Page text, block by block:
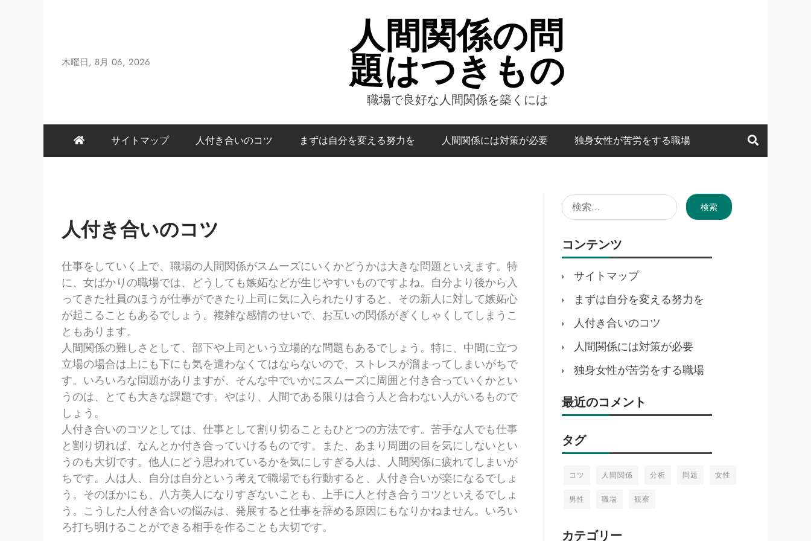
木曜日, 8月 06, 2026
人間関係の問
題はつきもの
職場で良好な人間関係を築くには
サイトマップ 人付き合いのコツ まずは自分を変える努力を 人間関係には対策が必要 独身女性が苦労をする職場
人付き合いのコツ
仕事をしていく上で、職場の人間関係がスムーズにいくかどうかは大きな問題といえます。特
に、女ばかりの職場では、どうしても嫉妬などが生じやすいものですよね。自分より後から入
ってきた社員のほうが仕事ができたり上司に気に入られたりすると、その新人に対して嫉妬心
が起こることもあるでしょう。複雑な感情のせいで、お互いの関係がぎくしゃくしてしまうこ
ともあります。
人間関係の難しさとして、部下や上司という立場的な問題もあるでしょう。特に、中間に立つ
立場の場合は上にも下にも気を遣わなくてはならないので、ストレスが溜まってしまいがちで
す。いろいろな問題がありますが、そんな中でいかにスムーズに周囲と付き合っていくかとい
うのは、とても大きな課題です。やはり、人間である限りは合う人と合わない人がいるもので
しょう。
人付き合いのコツとしては、仕事として割り切ることもひとつの方法です。苦手な人でも仕事
と割り切れば、なんとか付き合っていけるものです。また、あまり周囲の目を気にしないとい
うのも大切です。他人にどう思われているかを気にしすぎる人は、人間関係に疲れてしまいが
ちです。人は人、自分は自分という考えで職場でも行動すると、人付き合いが楽になるでしょ
う。そのほかにも、八方美人になりすぎないことも、上手に人と付き合うコツといえるでしょ
う。こうした人付き合いの悩みは、発展すると仕事を辞める原因にもなりかねません。いろい
ろ打ち明けることができる相手を作ることも大切です。
検
索:
コンテンツ
サイトマップ
まずは自分を変える努力を
人付き合いのコツ
人間関係には対策が必要
独身女性が苦労をする職場
最近のコメント
タグ
コツ 人間関係 分析 問題 女性
男性 職場 観察
カテゴリー